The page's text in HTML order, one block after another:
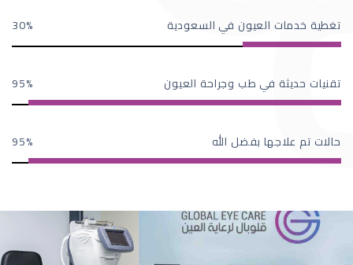
تغطية خدمات العيون في السعودية 30
تقنيات حديثة في طب وجراحة العيون 95
حالات تم علاجها بفضل الله 95